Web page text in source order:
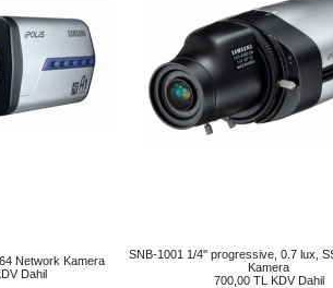
Network Kamera
Dahil
SNB-1001 1/4'' progressive, 0.7 lux,
Kamera
700,00 TL KDV Dahil